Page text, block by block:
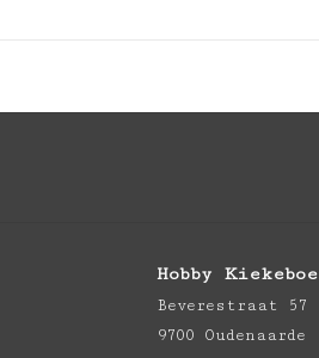
Hobby Kiekeboe
Beverestraat 57
9700 Oudenaarde